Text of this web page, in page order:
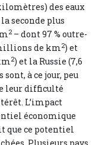
des eaux
seconde plus
2 – dont 97 % outre-
de km2) et
2) et la Russie (7,6
à ce jour, peu
leur difficulté
L’impact
économique
que ce potentiel